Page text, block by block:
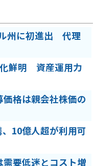
州に初進出 代理
鮮明 資産運用力
格は親会社株価の
10億人超が利用可
要低迷とコスト増